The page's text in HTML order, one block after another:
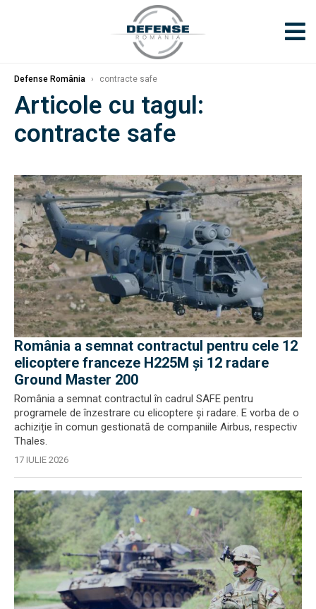
Defense România › contracte safe
Articole cu tagul:
contracte safe
România a semnat contractul pentru cele 12
elicoptere franceze H225M și 12 radare
Ground Master 200
România a semnat contractul în cadrul SAFE pentru
programele de înzestrare cu elicoptere și radare. E vorba de o
achiziție în comun gestionată de companiile Airbus, respectiv
Thales.
17 IULIE 2026